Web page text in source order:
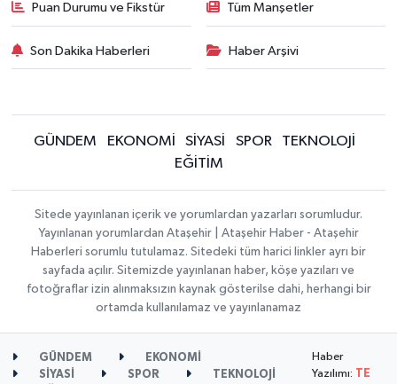
Puan Durumu ve Fikstür Tüm Manşetler
Son Dakika Haberleri Haber Arşivi
GÜNDEM EKONOMİ SİYASİ SPOR
TEKNOLOJİ
EĞİTİM
Sitede yayınlanan içerik ve yorumlardan yazarları sorumludur.
Yayınlanan yorumlardan Ataşehir | Ataşehir Haber - Ataşehir
Haberleri sorumlu tutulamaz. Sitedeki tüm harici linkler ayrı bir
sayfada açılır. Sitemizde yayınlanan haber, köşe yazıları ve
fotoğraflar izin alınmaksızın kaynak gösterilse dahi, herhangi bir
ortamda kullanılamaz ve yayınlanamaz
GÜNDEM
EKONOMİ
SİYASİ
SPOR TEKNOLOJİ
Haber
Yazılımı:
TE